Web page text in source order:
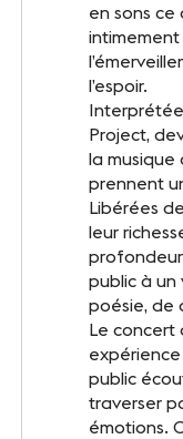
FOLLOW-US
Facebook
en sons ce
l’espoir.
Project,
la musique
prennent
Libérées
leur
public à
poésie, de
Le concert
public
traverser
émotions.